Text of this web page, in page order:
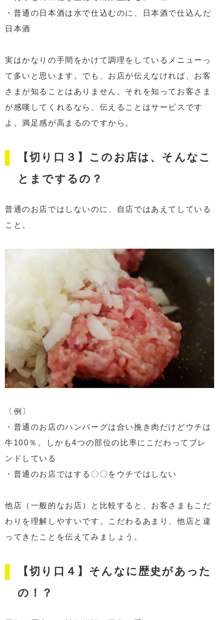
・普通の日本酒は水で仕込むのに、日本酒で仕込んだ
日本酒
実はかなりの手間をかけて調理をしているメニューっ
て多いと思います。でも、お店が伝えなければ、お客
さまが知ることはありません。それを知ってお客さま
が感嘆してくれるなら、伝えることはサービスです
よ。満足感が高まるのですから。
【切り口３】このお店は、そんなこ
とまでするの？
普通のお店ではしないのに、自店ではあえてしている
こと。
〔例〕
・普通のお店のハンバーグは合い挽き肉だけどウチは
牛100％。しかも4つの部位の比率にこだわってブレ
ンドしている
・普通のお店ではする〇〇をウチではしない
他店（一般的なお店）と比較すると、お客さまもこだ
わりを理解しやすいです。こだわるあまり、他店と違
ってきたことを伝えてみましょう。
【切り口４】そんなに歴史があった
の！？